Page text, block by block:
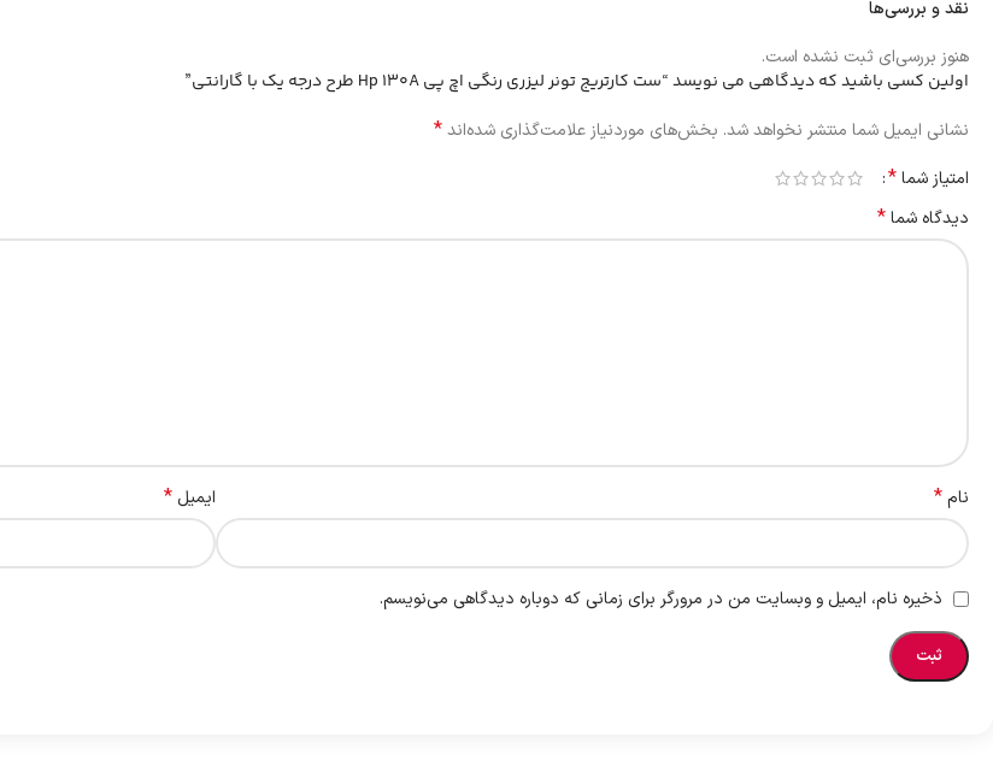
نقد و بررسی‌ها
هنوز بررسی‌ای ثبت نشده است.
اولین کسی باشید که دیدگاهی می نویسد “ست کارتریج تونر لیزری رنگی اچ پی Hp 130A طرح درجه یک با گارانتی”
نشانی ایمیل شما منتشر نخواهد شد. بخش‌های موردنیاز علامت‌گذاری شده‌اند*
امتیاز شما*
دیدگاه شما*
نام* ایمیل *
ذخیره نام، ایمیل و وبسایت من در مرورگر برای زمانی که دوباره دیدگاهی می‌نویسم.